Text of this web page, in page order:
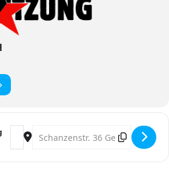
Address - Stunksitzung [lXQkrNTBO]
Destination Address -